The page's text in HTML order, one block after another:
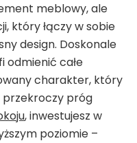
meblowy, ale
który łączy w sobie
design. Doskonale
całe
charakter, który
przekroczy próg
, inwestujesz w
poziomie –